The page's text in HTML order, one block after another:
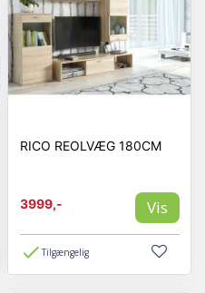
RICO REOLVÆG 180CM
3999,- Vis
Tilgængelig